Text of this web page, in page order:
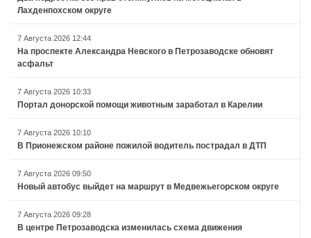
Лахденпохском округе
7 Августа 2026 12:44
На проспекте Александра Невского в Петрозаводске обновят
асфальт
7 Августа 2026 10:33
Портал донорской помощи животным заработал в Карелии
7 Августа 2026 10:10
В Прионежском районе пожилой водитель пострадал в ДТП
7 Августа 2026 09:50
Новый автобус выйдет на маршрут в Медвежьегорском округе
7 Августа 2026 09:28
В центре Петрозаводска изменилась схема движения